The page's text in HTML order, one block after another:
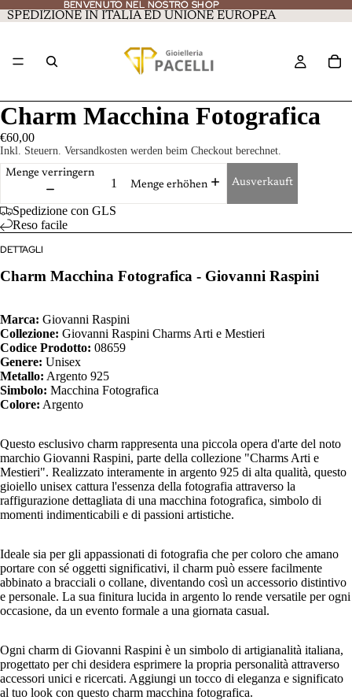
BENVENUTO NEL NOSTRO SHOP
BENVENUTO NEL NOSTRO SHOP
SPEDIZIONE IN ITALIA ED UNIONE EUROPEA
Charm Macchina Fotografica
€60,00
Inkl. Steuern. Versandkosten werden beim Checkout berechnet.
Menge verringern
Menge erhöhen
Ausverkauft
Spedizione con GLS
Reso facile
DETTAGLI
Charm Macchina Fotografica - Giovanni Raspini
Marca: Giovanni Raspini
Collezione: Giovanni Raspini Charms Arti e Mestieri
Codice Prodotto: 08659
Genere: Unisex
Metallo: Argento 925
Simbolo: Macchina Fotografica
Colore: Argento
Questo esclusivo charm rappresenta una piccola opera d'arte del noto
marchio Giovanni Raspini, parte della collezione "Charms Arti e
Mestieri". Realizzato interamente in argento 925 di alta qualità, questo
gioiello unisex cattura l'essenza della fotografia attraverso la
raffigurazione dettagliata di una macchina fotografica, simbolo di
momenti indimenticabili e di passioni artistiche.
Ideale sia per gli appassionati di fotografia che per coloro che amano
portare con sé oggetti significativi, il charm può essere facilmente
abbinato a bracciali o collane, diventando così un accessorio distintivo
e personale. La sua finitura lucida in argento lo rende versatile per ogni
occasione, da un evento formale a una giornata casual.
Ogni charm di Giovanni Raspini è un simbolo di artigianalità italiana,
progettato per chi desidera esprimere la propria personalità attraverso
accessori unici e ricercati. Aggiungi un tocco di eleganza e significato
al tuo look con questo charm macchina fotografica.